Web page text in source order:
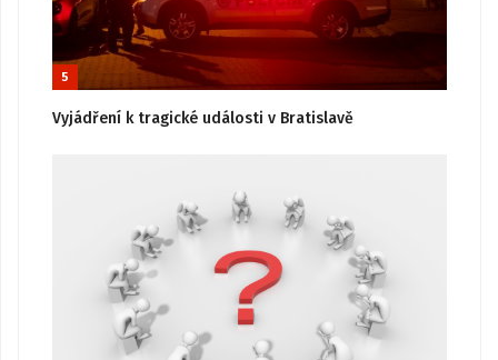
5
Vyjádření k tragické události v Bratislavě